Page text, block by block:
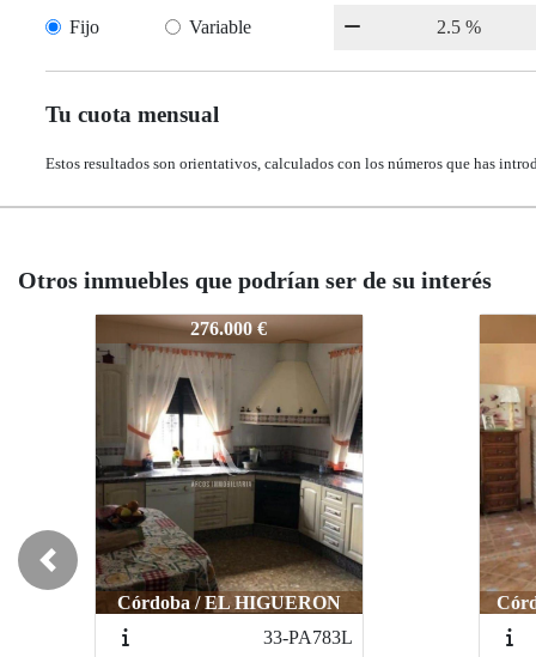
Fijo Variable
Tu cuota mensual
Estos resultados son orientativos, calculados con los números que has
Otros inmuebles que podrían ser de su interés
62023
190.000 €
Córdoba / LA BARQUERA
54-PA701L
Previous